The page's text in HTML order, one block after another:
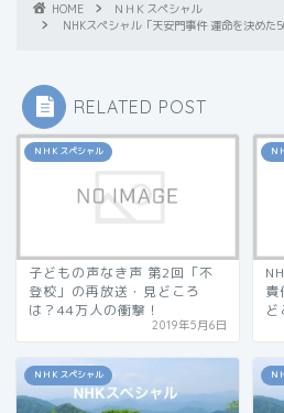
HOME
ＮＨＫスペシャル
NHKスペシャル「天安門事件 運命を決めた
RELATED POST
ＮＨＫスペシャル
子どもの声なき声 第2回「不
登校」の再放送・見どころ
は？44万人の衝撃！
2019年5月6日
Ｎ
責
ど
ＮＨＫスペシャル Ｎ